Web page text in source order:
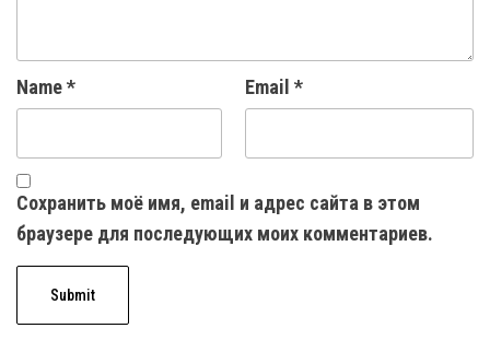
Name* Email *
Сохранить моё имя, email и адрес сайта в этом
браузере для последующих моих комментариев.